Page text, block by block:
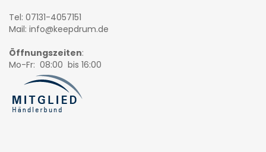
Tel: 07131-4057151
Mail: info@keepdrum.de
Öffnungszeiten:
Mo-Fr: 08:00 bis 16:00